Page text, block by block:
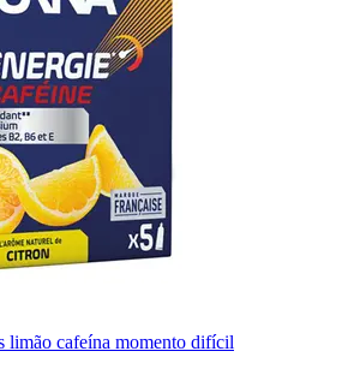
limão cafeína momento difícil